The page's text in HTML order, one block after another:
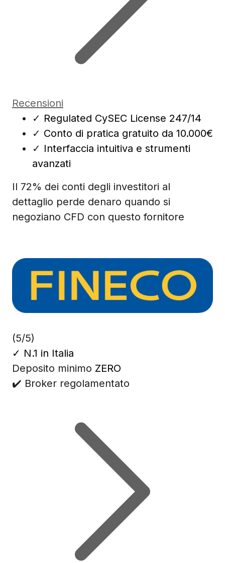
Recensioni
✓ Regulated CySEC License 247/14
✓ Conto di pratica gratuito da 10.000€
✓ Interfaccia intuitiva e strumenti
avanzati
Il 72% dei conti degli investitori al
dettaglio perde denaro quando si
negoziano CFD con questo fornitore
(5/5)
✓ N.1 in Italia
Deposito minimo ZERO
✔️ Broker regolamentato